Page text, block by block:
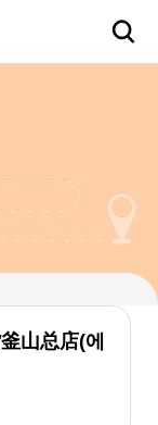
山总店(에